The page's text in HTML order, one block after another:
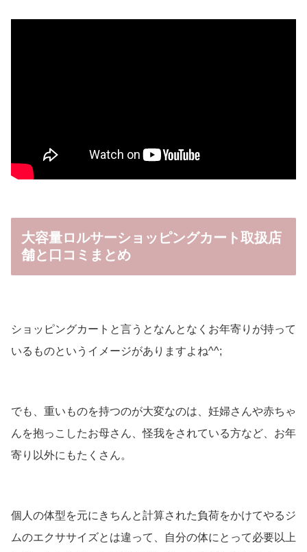
大容量ロルサーショッピングカート取扱店
舗と口コミまとめ
ショッピングカートと言うとなんとなくお年寄りが持って
いるものというイメージがありますよね^^;
でも、重いものを持つのが大変なのは、妊婦さんや赤ちゃ
んを抱っこしたお母さん、怪我をされている方など、お年
寄り以外にもたくさん。
個人の体型を元にきちんと計算された負荷をかけてやるジ
ムのエクササイズとは違って、自分の体にとって必要以上